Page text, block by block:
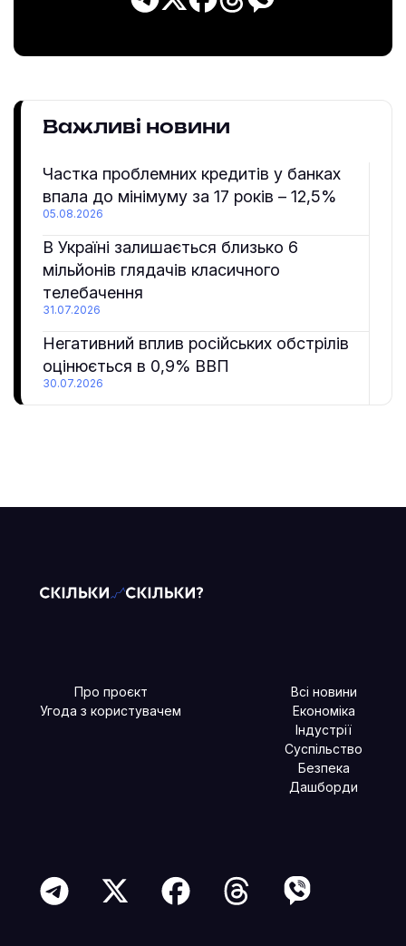
Важливі новини
Частка проблемних кредитів у банках
впала до мінімуму за 17 років – 12,5%
05.08.2026
В Україні залишається близько 6
мільйонів глядачів класичного
телебачення
31.07.2026
Негативний вплив російських обстрілів
оцінюється в 0,9% ВВП
30.07.2026
Про проєкт
Угода з користувачем
Всі новини
Економіка
Індустрії
Суспільство
Безпека
Дашборди
Читайте більше в наших соцмережах